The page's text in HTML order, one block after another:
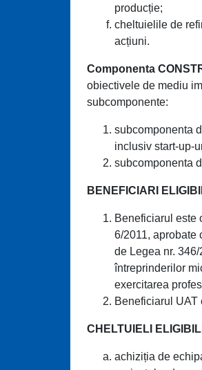
producție;
cheltuielile de
acțiuni.
Componenta
obiectivele de mediu
subcomponente:
subcomponenta
inclusiv start-up-
subcomponenta
BENEFICIARI
Beneficiarul este
6/2011, aprobate
de Legea nr.
întreprinderilor
exercitarea
Beneficiarul UAT
CHELTUIELI
achiziția de